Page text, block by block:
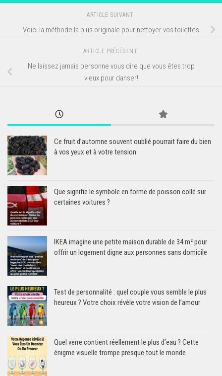
ARTICLE SUIVANT
Voici la méthode la plus originale pour nettoyer vos toilettes
ARTICLE PRÉCÉDENT
Ne laissez jamais personne vous dire que vous êtes trop
vieux pour danser!
Ce fruit d’automne souvent oublié pourrait faire du bien
à vos yeux et à votre tension
Que signifie le symbole en forme de poisson collé sur
certaines voitures ?
IKEA imagine une petite maison durable de 34 m² pour
offrir un logement digne aux personnes sans domicile
Test de personnalité : quel couple vous semble le plus
heureux ? Votre choix révèle votre vision de l’amour
Quel verre contient réellement le plus d’eau ? Cette
énigme visuelle trompe presque tout le monde